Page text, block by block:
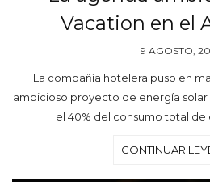
Vacation en el
9 AGOSTO,
La compañía hotelera puso en
ambicioso proyecto de energía
el 40% del consumo total
CONTINUAR